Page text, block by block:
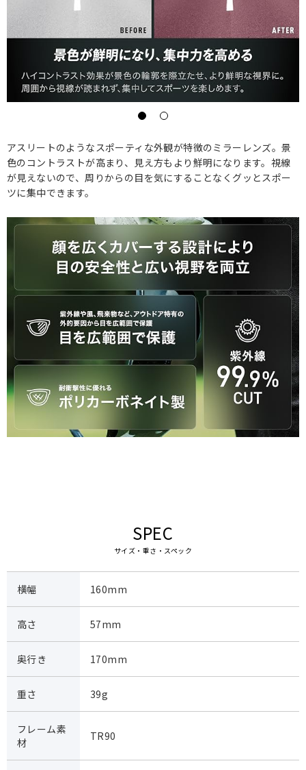
アスリートのようなスポーティな外観が特徴のミラーレンズ。景
色のコントラストが高まり、見え方もより鮮明になります。視線
が見えないので、周りからの目を気にすることなくグッとスポー
ツに集中できます。
SPEC
サイズ・重さ・スペック
横幅 160mm
高さ 57mm
奥行き 170mm
重さ 39g
フレーム素
材
TR90